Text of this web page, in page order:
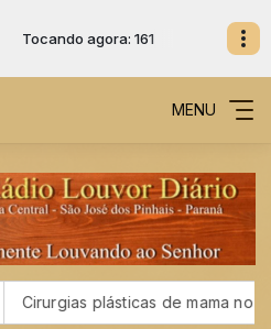
Tocando agora: 161
MENU
Cirurgias plásticas de mama no